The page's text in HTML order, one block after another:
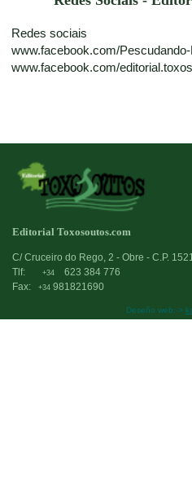
Redes sociais
www.facebook.com/
www.facebook.com/
Editorial Toxosoutos.com
C/ Cruceiro do Rego, 2 - Obre - C.P.
Tlf:
+34
623 384 776
Fax:
+34 981821690
Deseño web:->